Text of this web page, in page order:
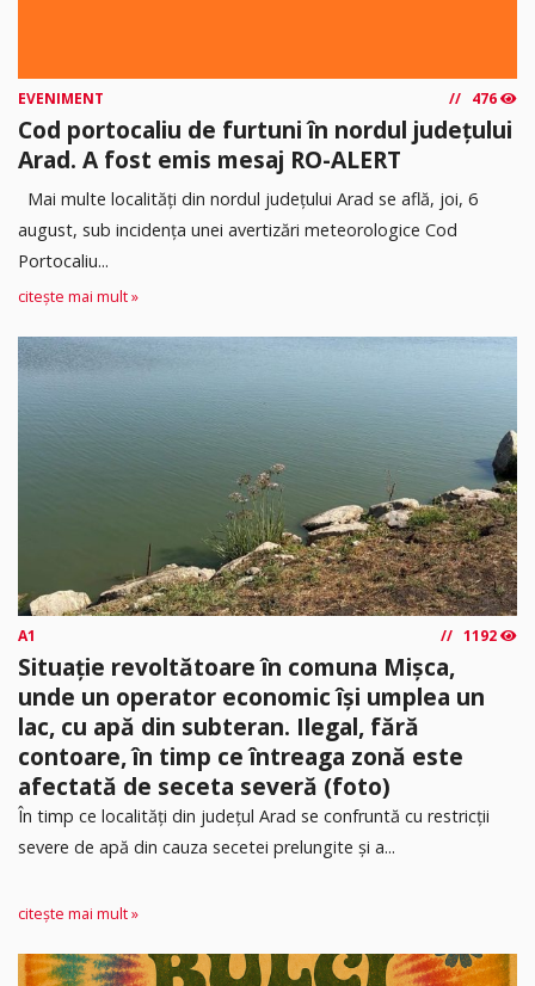
EVENIMENT 476
Cod portocaliu de furtuni în nordul județului
Arad. A fost emis mesaj RO-ALERT
Mai multe localități din nordul județului Arad se află, joi, 6
august, sub incidența unei avertizări meteorologice Cod
Portocaliu...
citește mai mult »
A1 1192
Situație revoltătoare în comuna Mișca,
unde un operator economic își umplea un
lac, cu apă din subteran. Ilegal, fără
contoare, în timp ce întreaga zonă este
afectată de seceta severă (foto)
În timp ce localități din județul Arad se confruntă cu restricții
severe de apă din cauza secetei prelungite și a...
citește mai mult »